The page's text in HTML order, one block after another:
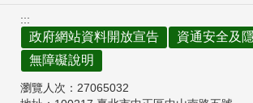
:::
政府網站資料開放宣告
資通安全及
無障礙說明
瀏覽人次： 27065032